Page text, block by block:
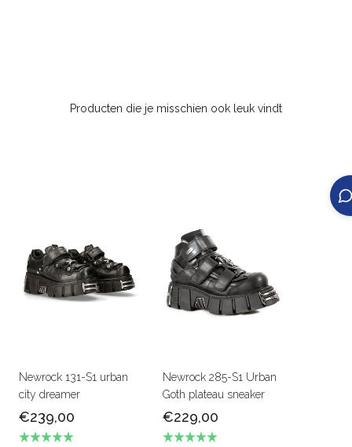
Producten die je misschien ook leuk vindt
Newrock 131-S1 urban
city dreamer
€239,00
Newrock 285-S1 Urban
Goth plateau sneaker
€229,00